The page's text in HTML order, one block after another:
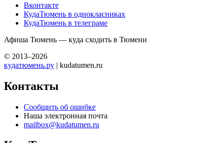
Вконтакте
КудаТюмень в однокласниках
КудаТюмень в телеграме
Афиша Тюмень — куда сходить в Тюмени
© 2013–2026
кудатюмень.ру | kudatumen.ru
Контакты
Сообщить об ошибке
Наша электронная почта
mailbox@kudatumen.ru